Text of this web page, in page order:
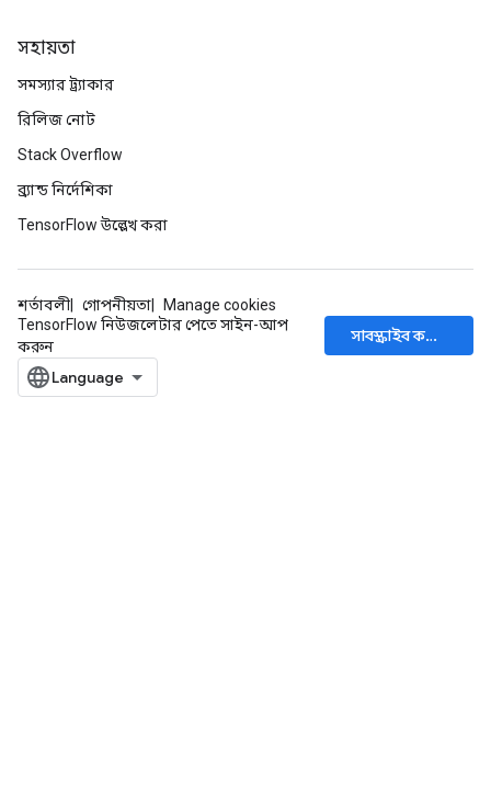
সহায়তা
সমস্যার ট্র্যাকার
রিলিজ নোট
Stack Overflow
ব্র্যান্ড নির্দেশিকা
TensorFlow উল্লেখ করা
শর্তাবলী গোপনীয়তা
Manage cookies
TensorFlow নিউজলেটার পেতে সাইন-আপ
করুন
সাবস্ক্রাইব করুন